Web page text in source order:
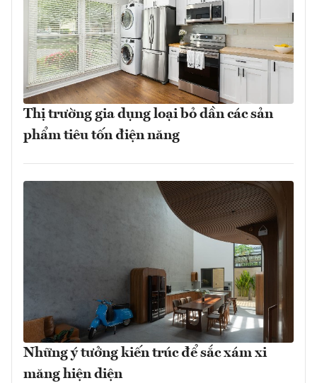
Thị trường gia dụng loại bỏ dần các sản
phẩm tiêu tốn điện năng
Những ý tưởng kiến trúc để sắc xám xi
măng hiện diện